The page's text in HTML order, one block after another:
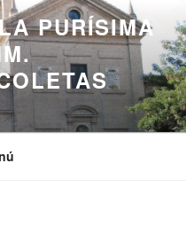
PURÍSIMA